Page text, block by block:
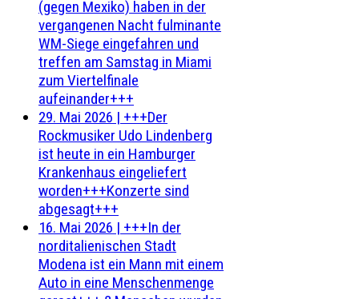
(gegen Mexiko) haben in der
vergangenen Nacht fulminante
WM-Siege eingefahren und
treffen am Samstag in Miami
zum Viertelfinale
aufeinander+++
29. Mai 2026 | +++Der
Rockmusiker Udo Lindenberg
ist heute in ein Hamburger
Krankenhaus eingeliefert
worden+++Konzerte sind
abgesagt+++
16. Mai 2026 | +++In der
norditalienischen Stadt
Modena ist ein Mann mit einem
Auto in eine Menschenmenge